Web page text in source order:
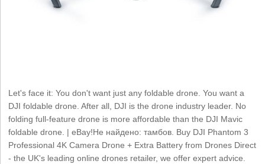
Let's face it: You don't want just any foldable drone. You want a
DJI foldable drone. After all, DJI is the drone industry leader. No
folding full-feature drone is more affordable than the DJI Mavic
foldable drone. | eBay!Не найдено: тамбов. Buy DJI Phantom 3
Professional 4K Camera Drone + Extra Battery from Drones Direct
- the UK's leading online drones retailer, we offer expert advice.